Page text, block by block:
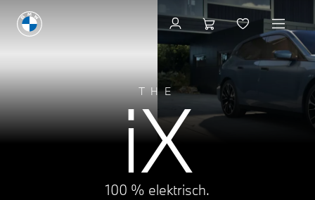
THE
iX
100 % elektrisch.
Konfigurieren & Preise